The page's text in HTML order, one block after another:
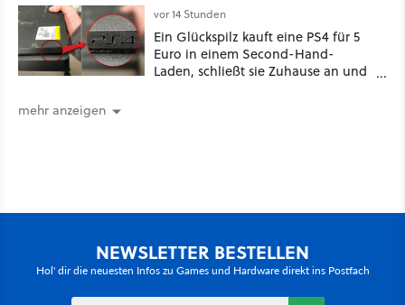
vor 14 Stunden
Ein Glückspilz kauft eine PS4 für 5
Euro in einem Second-Hand-
Laden, schließt sie Zuhause an und
mehr anzeigen
NEWSLETTER BESTELLEN
Hol' dir die neuesten Infos zu Games und Hardware direkt ins Postfach